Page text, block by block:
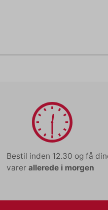
Bestil inden 12.30 og få
varer allerede i morgen